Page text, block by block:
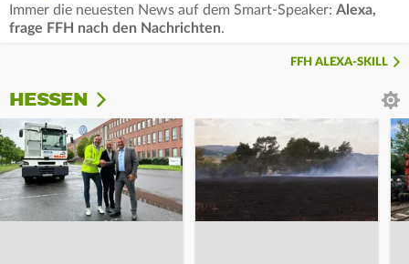
Immer die neuesten News auf dem Smart-Speaker: Alexa,
frage FFH nach den Nachrichten.
FFH ALEXA-SKILL
HESSEN